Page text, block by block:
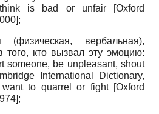
is bad or unfair
[Oxford
];
(физическая, вербальная),
того, кто вызвал эту эмоцию:
someone, be unpleasant, shout
International Dictionary,
to quarrel or fight [Oxford
];